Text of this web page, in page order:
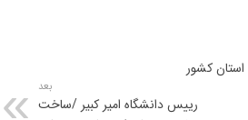
بعد
رییس دانشگاه امیر کبیر /ساخت